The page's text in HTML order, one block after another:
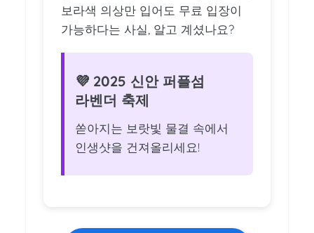
보라색 의상만 입어도 무료 입장이
가능하다는 사실, 알고 계셨나요?
💜 2025 신안 퍼플섬
라벤더 축제
쏟아지는 보랏빛 물결 속에서
인생샷을 건져올리세요!